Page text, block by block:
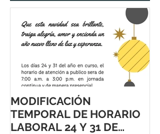
MODIFICACIÓN
TEMPORAL DE HORARIO
LABORAL 24 Y 31 DE